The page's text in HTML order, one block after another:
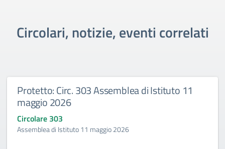
Circolari, notizie, eventi correlati
Protetto: Circ. 303 Assemblea di Istituto 11
maggio 2026
Circolare 303
Assemblea di Istituto 11 maggio 2026